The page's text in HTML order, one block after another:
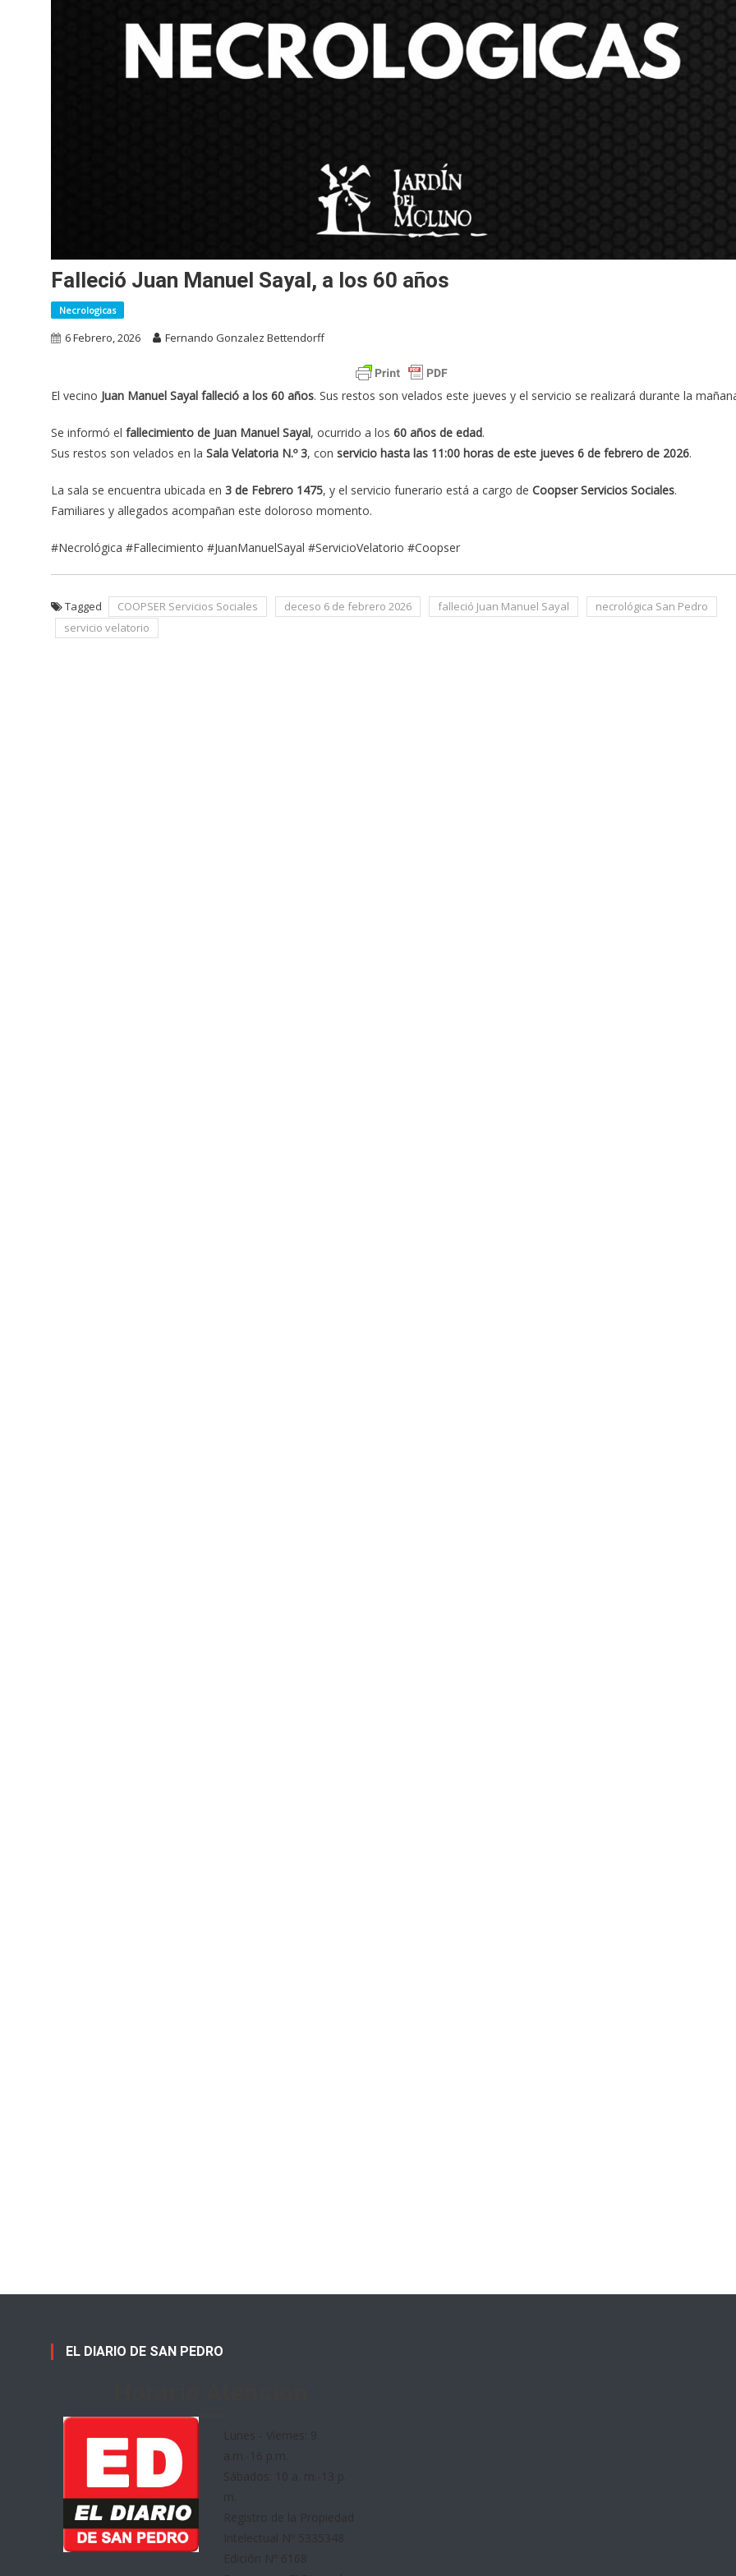
Falleció Juan Manuel Sayal, a los 60 años
Necrologicas
6 Febrero, 2026 Fernando Gonzalez Bettendorff
El vecino Juan Manuel Sayal falleció a los 60 años. Sus restos son velados este jueves y el servicio se realizará durante la
Se informó el fallecimiento de Juan Manuel Sayal, ocurrido a los 60 años de edad.
Sus restos son velados en la Sala Velatoria N.º 3, con servicio hasta las 11:00 horas de este jueves 6 de febrero de 2026.
La sala se encuentra ubicada en 3 de Febrero 1475, y el servicio funerario está a cargo de Coopser Servicios Sociales.
Familiares y allegados acompañan este doloroso momento.
#Necrológica #Fallecimiento #JuanManuelSayal #ServicioVelatorio #Coopser
Tagged COOPSER Servicios Sociales deceso 6 de febrero 2026 falleció Juan Manuel Sayal
necrológica San Pedro
servicio velatorio
EL DIARIO DE SAN PEDRO
Lunes - Viernes: 9
a.m.-16 p.m.
Sábados: 10 a. m.-13 p.
m.
Registro de la Propiedad
Intelectual Nº 5335348
Edición Nº 6168